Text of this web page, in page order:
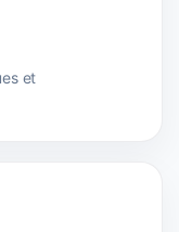
et